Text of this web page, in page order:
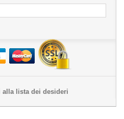
alla lista dei desideri